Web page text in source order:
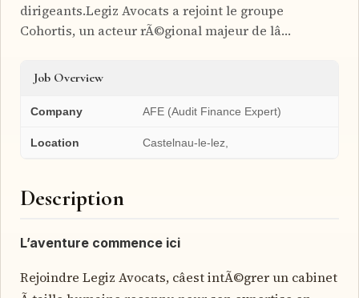
dirigeants.Legiz Avocats a rejoint le groupe
Cohortis, un acteur rÃ©gional majeur de lâ…
Job Overview
Company AFE (Audit Finance Expert)
Location Castelnau-le-lez,
Description
L’aventure commence ici
Rejoindre Legiz Avocats, câest intÃ©grer un cabinet